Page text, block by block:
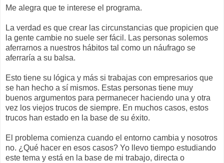
Me alegra que te interese el programa.
La verdad es que crear las circunstancias que propicien que
la gente cambie no suele ser fácil. Las personas solemos
aferrarnos a nuestros hábitos tal como un náufrago se
aferraría a su balsa.
Esto tiene su lógica y más si trabajas con empresarios que
se han hecho a sí mismos. Estas personas tiene muy
buenos argumentos para permanecer haciendo una y otra
vez los viejos trucos de siempre. En muchos casos, estos
trucos han estado en la base de su éxito.
El problema comienza cuando el entorno cambia y nosotros
no. ¿Qué hacer en esos casos? Yo llevo tiempo estudiando
este tema y está en la base de mi trabajo, directa o